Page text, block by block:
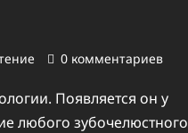
0 комментариев
Появляется он у
любого зубочелюстного